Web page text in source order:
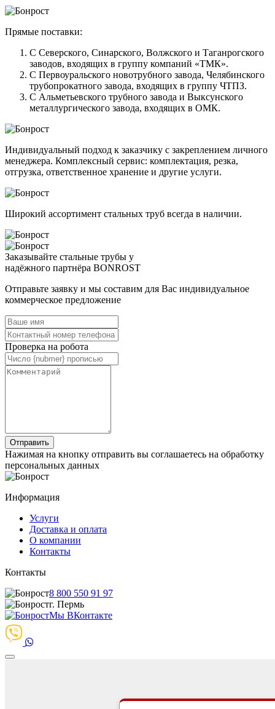
Прямые поставки:
С Северского, Синарского, Волжского и Таганрогского
заводов, входящих в группу компаний «ТМК».
С Первоуральского новотрубного завода, Челябинского
трубопрокатного завода, входящих в группу ЧТПЗ.
С Альметьевского трубного завода и Выксунского
металлургического завода, входящих в ОМК.
Индивидуальный подход к заказчику с закреплением личного
менеджера. Комплексный сервис: комплектация, резка,
отгрузка, ответственное хранение и другие услуги.
Широкий ассортимент стальных труб всегда в наличии.
Заказывайте стальные трубы у
надёжного партнёра BONROST
Отправьте заявку и мы составим для Вас индивидуальное
коммерческое предложение
Проверка на робота
Нажимая на кнопку отправить вы соглашаетесь на обработку
персональных данных
Информация
Услуги
Доставка и оплата
О компании
Контакты
Контакты
8 800 550 91 97
г. Пермь
Мы ВКонтакте